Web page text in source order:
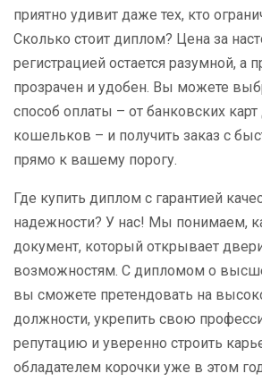
приятно удивит даже тех, кто
Сколько стоит диплом? Цена за
регистрацией остается разумной, а
прозрачен и удобен. Вы можете
способ оплаты – от банковских
кошельков – и получить заказ с
прямо к вашему порогу.
Где купить диплом с гарантией
надежности? У нас! Мы понимаем,
документ, который открывает
возможностям. С дипломом о
вы сможете претендовать на
должности, укрепить свою
репутацию и уверенно строить
обладателем корочки уже в этом